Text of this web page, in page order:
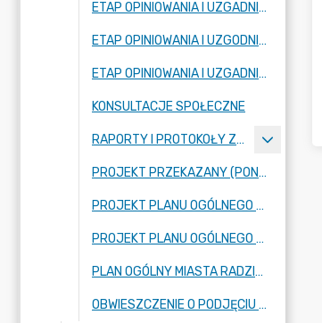
ETAP OPINIOWANIA I UZGADNIANIA
ETAP OPINIOWANIA I UZGODNIENIA (PONOWNE)
ETAP OPINIOWANIA I UZGADNIANIA (PONOWNE-3)
KONSULTACJE SPOŁECZNE
RAPORTY I PROTOKOŁY Z PRZEBIEGU KONSULTACJI SPOŁECZNYCH
PROJEKT PRZEKAZANY (PONOWNIE) DO UZGODNIENIA Z ZARZĄDEM WOJEWÓDZTWA ŚLĄSKIEGO
PROJEKT PLANU OGÓLNEGO WRAZ Z UZASADNIENIEM, PROGNOZĄ ODDZIAŁYWANIA NA ŚRODOWISKO I RAPORTEM
PROJEKT PLANU OGÓLNEGO MIASTA RADZIONKÓW PRZEDŁOŻONY RADZIE MIASTA
PLAN OGÓLNY MIASTA RADZIONKÓW UCHWALONY PRZEZ RADĘ MIASTA
OBWIESZCZENIE O PODJĘCIU PRZEZ RADĘ MIASTA UCHWAŁY NR XX/192/2025 Z DNIA 27 LISTOPADA 2025 R. W SPRAWIE UCHWALENIA PLANU OGÓLNEGO MIASTA RADZIONKÓW